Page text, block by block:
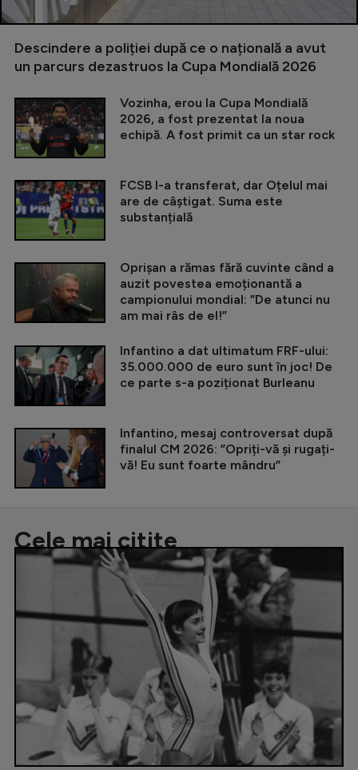
Descindere a poliției după ce o națională a avut
un parcurs dezastruos la Cupa Mondială 2026
Vozinha, erou la Cupa Mondială
2026, a fost prezentat la noua
echipă. A fost primit ca un star rock
FCSB l-a transferat, dar Oțelul mai
are de câștigat. Suma este
substanțială
Oprișan a rămas fără cuvinte când a
auzit povestea emoționantă a
campionului mondial: ”De atunci nu
am mai râs de el!”
Infantino a dat ultimatum FRF-ului:
35.000.000 de euro sunt în joc! De
ce parte s-a poziționat Burleanu
Infantino, mesaj controversat după
finalul CM 2026: ”Opriți-vă și rugați-
vă! Eu sunt foarte mândru”
Cele mai citite